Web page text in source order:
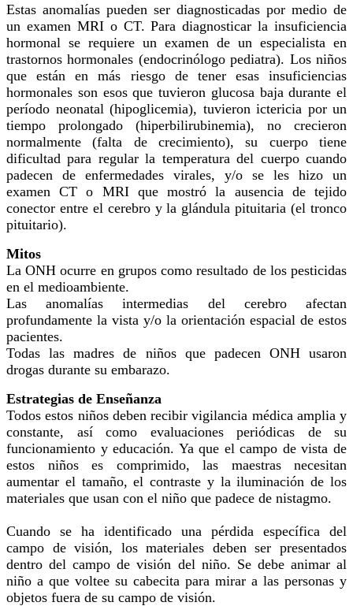
Estas anomalías pueden ser diagnosticadas por medio de
un examen MRI o CT. Para diagnosticar la insuficiencia
hormonal se requiere un examen de un especialista en
trastornos hormonales (endocrinólogo pediatra). Los niños
que están en más riesgo de tener esas insuficiencias
hormonales son esos que tuvieron glucosa baja durante el
período neonatal (hipoglicemia), tuvieron ictericia por un
tiempo prolongado (hiperbilirubinemia), no crecieron
normalmente (falta de crecimiento), su cuerpo tiene
dificultad para regular la temperatura del cuerpo cuando
padecen de enfermedades virales, y/o se les hizo un
examen CT o MRI que mostró la ausencia de tejido
conector entre el cerebro y la glándula pituitaria (el tronco
pituitario).
Mitos
La ONH ocurre en grupos como resultado de los pesticidas
en el medioambiente.
Las anomalías intermedias del cerebro afectan
profundamente la vista y/o la orientación espacial de estos
pacientes.
Todas las madres de niños que padecen ONH usaron
drogas durante su embarazo.
Estrategias de Enseñanza
Todos estos niños deben recibir vigilancia médica amplia y
constante, así como evaluaciones periódicas de su
funcionamiento y educación. Ya que el campo de vista de
estos niños es comprimido, las maestras necesitan
aumentar el tamaño, el contraste y la iluminación de los
materiales que usan con el niño que padece de nistagmo.
Cuando se ha identificado una pérdida específica del
campo de visión, los materiales deben ser presentados
dentro del campo de visión del niño. Se debe animar al
niño a que voltee su cabecita para mirar a las personas y
objetos fuera de su campo de visión.